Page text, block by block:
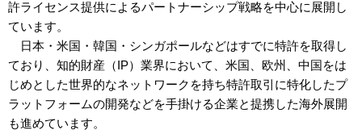
許ライセンス提供によるパートナーシップ戦略を中心に展開し
ています。
日本・米国・韓国・シンガポールなどはすでに特許を取得し
ており、知的財産（IP）業界において、米国、欧州、中国をは
じめとした世界的なネットワークを持ち特許取引に特化したプ
ラットフォームの開発などを手掛ける企業と提携した海外展開
も進めています。